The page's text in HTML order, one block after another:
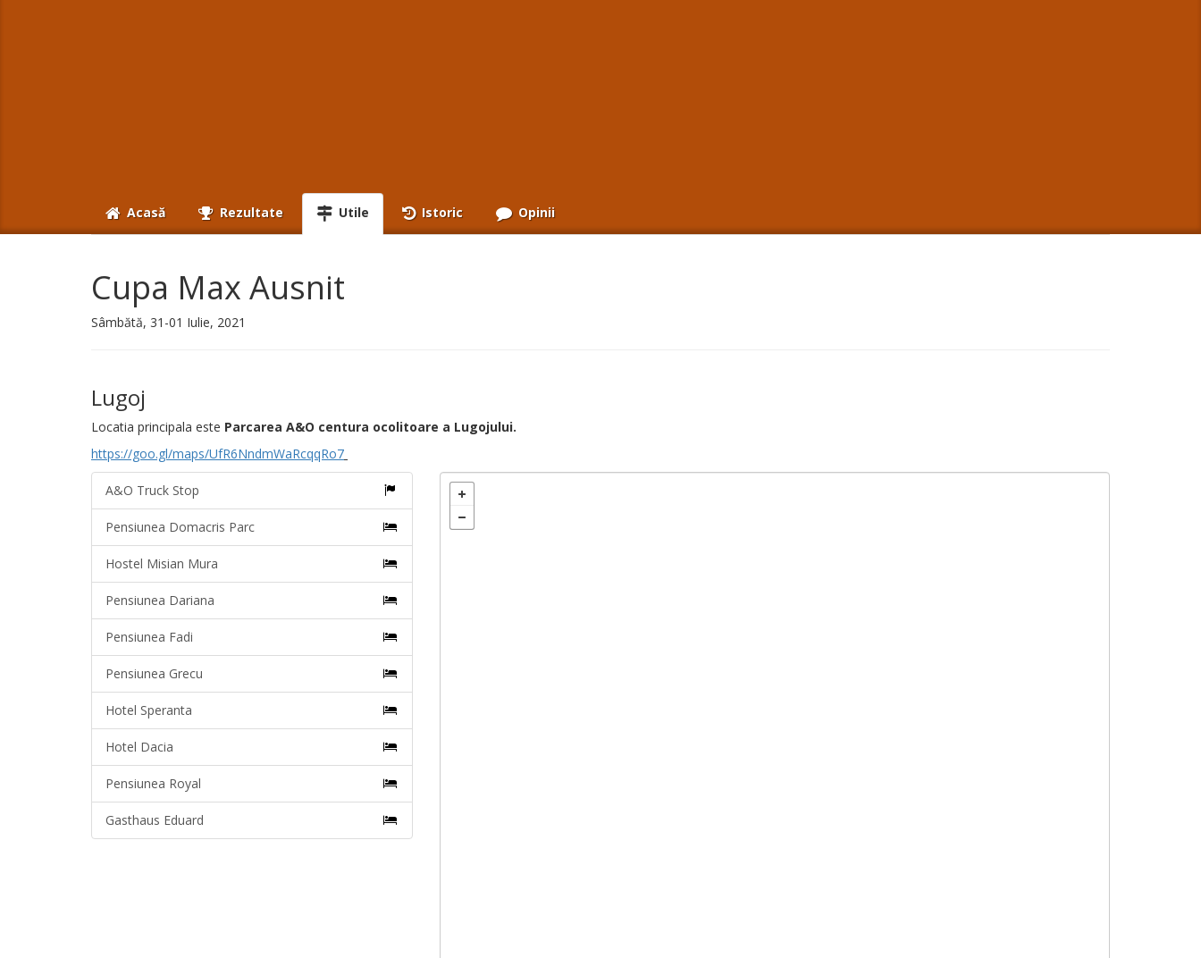
Acasă Rezultate Utile Istoric Opinii
Cupa Max Ausnit
Sâmbătă, 31-01 Iulie, 2021
Lugoj
Locatia principala este Parcarea A&O centura ocolitoare a Lugojului.
https://goo.gl/maps/UfR6NndmWaRcqqRo7
A&O Truck Stop
Pensiunea Domacris Parc
Hostel Misian Mura
Pensiunea Dariana
Pensiunea Fadi
Pensiunea Grecu
Hotel Speranta
Hotel Dacia
Pensiunea Royal
Gasthaus Eduard